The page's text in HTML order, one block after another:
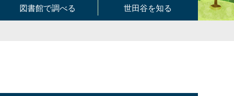
図書館で調べる 世田谷を知る